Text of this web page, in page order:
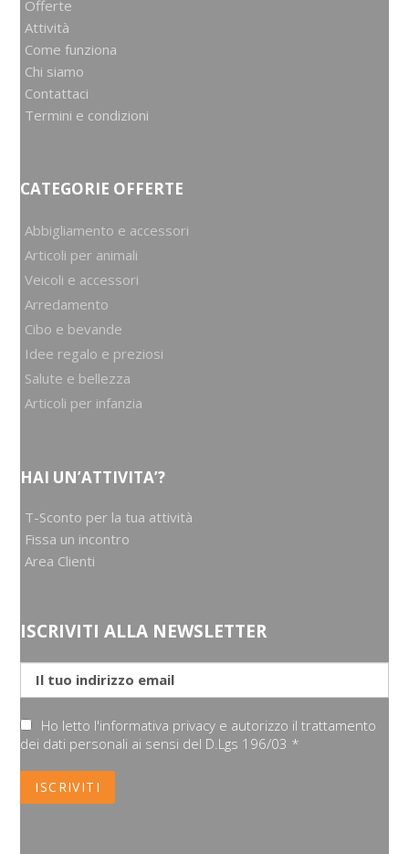
Offerte
Attività
Come funziona
Chi siamo
Contattaci
Termini e condizioni
CATEGORIE OFFERTE
Abbigliamento e accessori
Articoli per animali
Veicoli e accessori
Arredamento
Cibo e bevande
Idee regalo e preziosi
Salute e bellezza
Articoli per infanzia
HAI UN’ATTIVITA’?
T-Sconto per la tua attività
Fissa un incontro
Area Clienti
ISCRIVITI ALLA NEWSLETTER
Ho letto l'informativa privacy e autorizzo il trattamento
dei dati personali ai sensi del D.Lgs 196/03 *